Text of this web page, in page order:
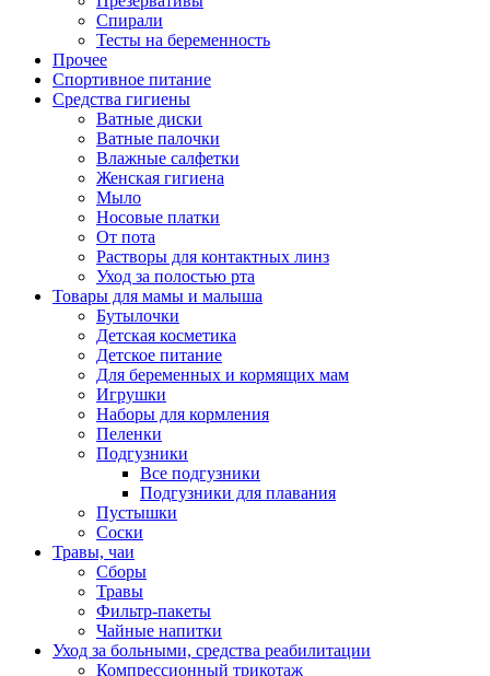
Спирали
Тесты на беременность
Прочее
Спортивное питание
Средства гигиены
Ватные диски
Ватные палочки
Влажные салфетки
Женская гигиена
Мыло
Носовые платки
От пота
Растворы для контактных линз
Уход за полостью рта
Товары для мамы и малыша
Бутылочки
Детская косметика
Детское питание
Для беременных и кормящих мам
Игрушки
Наборы для кормления
Пеленки
Подгузники
Все подгузники
Подгузники для плавания
Пустышки
Соски
Травы, чаи
Сборы
Травы
Фильтр-пакеты
Чайные напитки
Уход за больными, средства реабилитации
Компрессионный трикотаж